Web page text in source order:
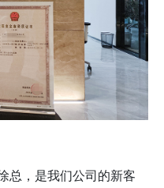
，是我们公司的新客